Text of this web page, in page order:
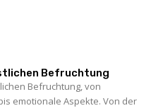
Befruchtung
Befruchtung, von
emotionale Aspekte. Von der